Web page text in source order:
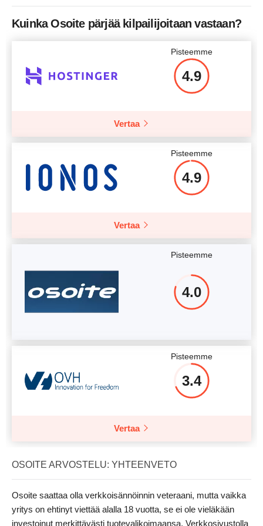
Lisätietoja
Hinta $7.49
Kuinka Osoite pärjää kilpailijoitaan vastaan?
Pisteemme
4.9
Vertaa
Pisteemme
4.9
Vertaa
Pisteemme
4.0
Pisteemme
3.4
Vertaa
OSOITE ARVOSTELU: YHTEENVETO
Osoite saattaa olla verkkoisännöinnin veteraani, mutta vaikka
yritys on ehtinyt viettää alalla 18 vuotta, se ei ole vieläkään
investoinut merkittävästi tuotevalikoimaansa. Verkkosivustolla